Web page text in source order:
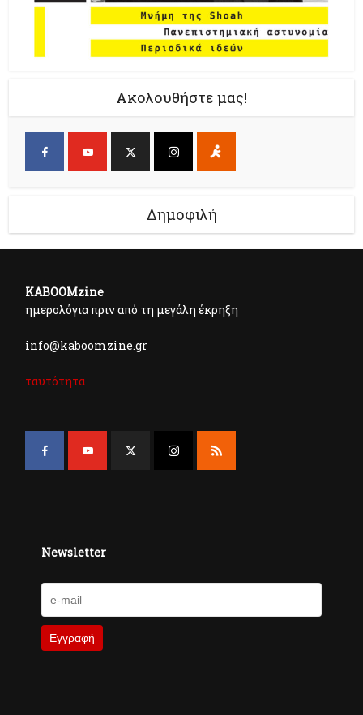
Ακολουθήστε μας!
Δημοφιλή
KABOOMzine
ημερολόγια πριν από τη μεγάλη έκρηξη
info@kaboomzine.gr
ταυτότητα
Newsletter